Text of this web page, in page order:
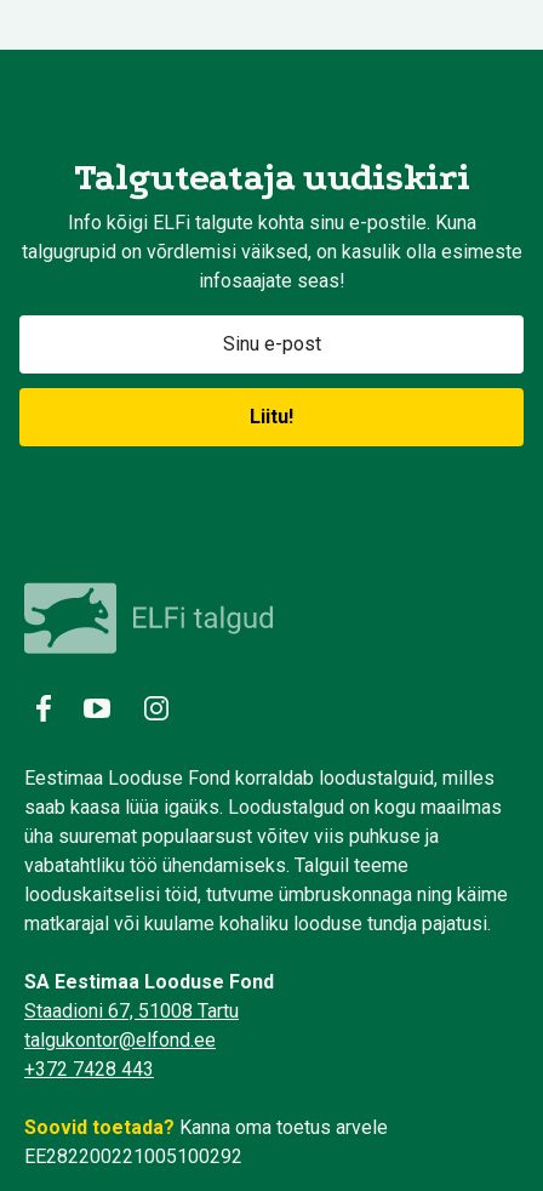
Talguteataja uudiskiri
Info kõigi ELFi talgute kohta sinu e-postile. Kuna
talgugrupid on võrdlemisi väiksed, on kasulik olla esimeste
infosaajate seas!
Eestimaa Looduse Fond korraldab loodustalguid, milles
saab kaasa lüüa igaüks. Loodustalgud on kogu maailmas
üha suuremat populaarsust võitev viis puhkuse ja
vabatahtliku töö ühendamiseks. Talguil teeme
looduskaitselisi töid, tutvume ümbruskonnaga ning käime
matkarajal või kuulame kohaliku looduse tundja pajatusi.
SA Eestimaa Looduse Fond
Staadioni 67, 51008 Tartu
talgukontor@elfond.ee
+372 7428 443
Soovid toetada? Kanna oma toetus arvele
EE282200221005100292